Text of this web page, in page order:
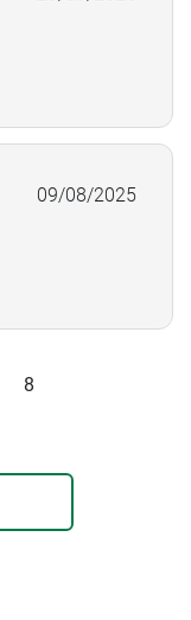
09/08/2025
8